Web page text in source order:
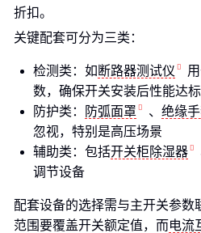
折扣。
关键配套可分为三类：
检测类：如 断路器测试仪
数，确保开关安装后性能达标
防护类：
防弧面罩 、 绝缘
忽视，特别是高压场景
辅助类：包括开关柜除湿器
调节设备
配套设备的选择需与主开关参数
范围要覆盖开关额定值，而电流